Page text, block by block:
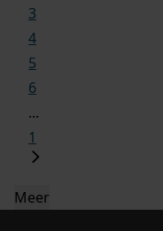
3
4
5
6
...
1
Meer